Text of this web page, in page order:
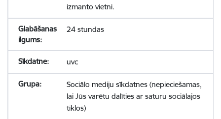
izmanto vietni.
24 stundas
uvc
Sociālo mediju sīkdatnes (nepieciešamas,
lai Jūs varētu dalīties ar saturu sociālajos
tīklos)